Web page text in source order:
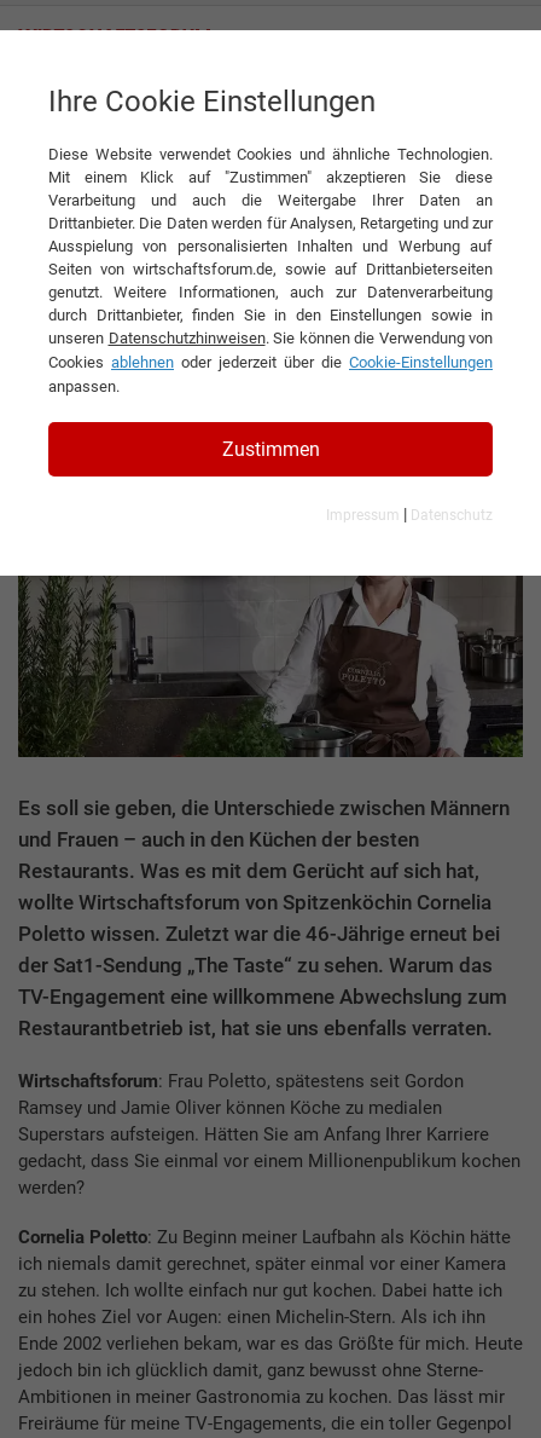
Interviews
Interview
DIESEN ARTIKEL EMPFEHLEN
Beim Beruf Koch zählt nicht nur
das Ergebnis auf dem Teller
Spitzenköchin und Unternehmerin
Es soll sie geben, die Unterschiede zwischen Männern
und Frauen – auch in den Küchen der besten
Restaurants. Was es mit dem Gerücht auf sich hat,
wollte Wirtschaftsforum von Spitzenköchin Cornelia
Poletto wissen. Zuletzt war die 46-Jährige erneut bei
der Sat1-Sendung „The Taste“ zu sehen. Warum das
TV-Engagement eine willkommene Abwechslung zum
Restaurantbetrieb ist, hat sie uns ebenfalls verraten.
Wirtschaftsforum: Frau Poletto, spätestens seit Gordon
Ramsey und Jamie Oliver können Köche zu medialen
Superstars aufsteigen. Hätten Sie am Anfang Ihrer Karriere
gedacht, dass Sie einmal vor einem Millionenpublikum kochen
werden?
Cornelia Poletto: Zu Beginn meiner Laufbahn als Köchin hätte
ich niemals damit gerechnet, später einmal vor einer Kamera
zu stehen. Ich wollte einfach nur gut kochen. Dabei hatte ich
ein hohes Ziel vor Augen: einen Michelin-Stern. Als ich ihn
Ende 2002 verliehen bekam, war es das Größte für mich. Heute
jedoch bin ich glücklich damit, ganz bewusst ohne Sterne-
Ambitionen in meiner Gastronomia zu kochen. Das lässt mir
Freiräume für meine TV-Engagements, die ein toller Gegenpol
Ihre Cookie Einstellungen
Diese Website verwendet Cookies und ähnliche Technologien.
Mit einem Klick auf "Zustimmen" akzeptieren Sie diese
Verarbeitung und auch die Weitergabe Ihrer Daten an
Drittanbieter. Die Daten werden für Analysen, Retargeting und zur
Ausspielung von personalisierten Inhalten und Werbung auf
Seiten von wirtschaftsforum.de, sowie auf Drittanbieterseiten
genutzt. Weitere Informationen, auch zur Datenverarbeitung
durch Drittanbieter, finden Sie in den Einstellungen sowie in
unseren Datenschutzhinweisen. Sie können die Verwendung von
Cookies ablehnen oder jederzeit über die Cookie-Einstellungen
anpassen.
Zustimmen
Impressum | Datenschutz